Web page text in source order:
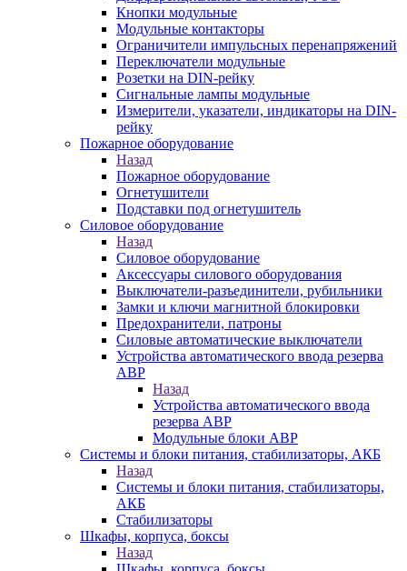
Кнопки модульные
Модульные контакторы
Ограничители импульсных перенапряжений
Переключатели модульные
Розетки на DIN-рейку
Сигнальные лампы модульные
Измерители, указатели, индикаторы на DIN-
рейку
Пожарное оборудование
Назад
Пожарное оборудование
Огнетушители
Подставки под огнетушитель
Силовое оборудование
Назад
Силовое оборудование
Аксессуары силового оборудования
Выключатели-разъединители, рубильники
Замки и ключи магнитной блокировки
Предохранители, патроны
Силовые автоматические выключатели
Устройства автоматического ввода резерва
АВР
Назад
Устройства автоматического ввода
резерва АВР
Модульные блоки АВР
Системы и блоки питания, стабилизаторы, АКБ
Назад
Системы и блоки питания, стабилизаторы,
АКБ
Стабилизаторы
Шкафы, корпуса, боксы
Назад